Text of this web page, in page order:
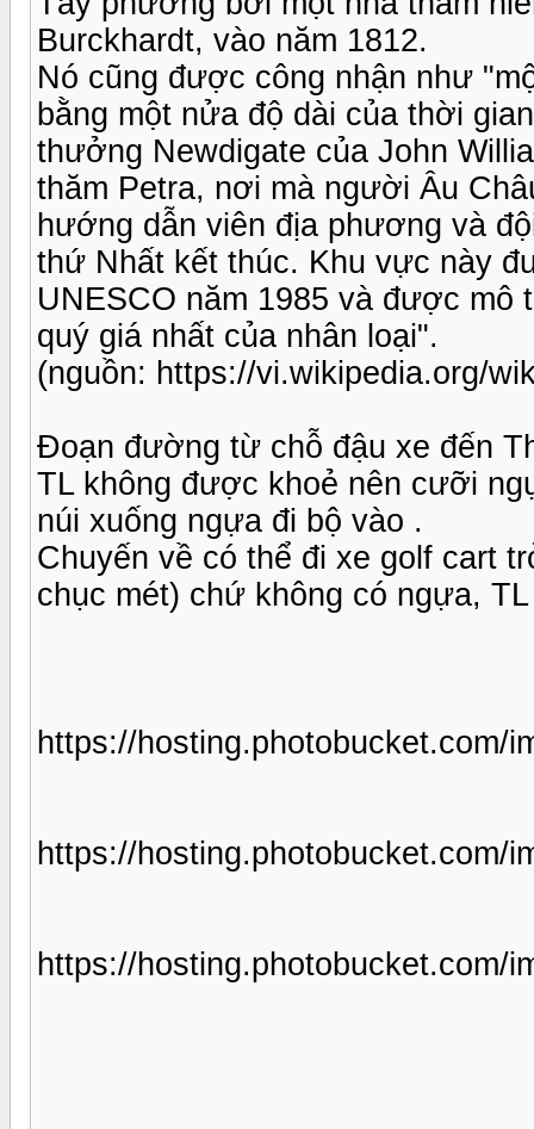
Burckhardt, vào năm 1812.
Nó cũng được công nhận như
bằng một nửa độ dài của thời
thưởng Newdigate của John
thăm Petra, nơi mà người Âu
hướng dẫn viên địa phương và
thứ Nhất kết thúc. Khu vực này
UNESCO năm 1985 và được mô
quý giá nhất của nhân loại".
(nguồn: https://vi.wikipedia.org/
Đoạn đường từ chỗ đậu xe đến
TL không được khoẻ nên cưỡi
núi xuống ngựa đi bộ vào .
Chuyến về có thể đi xe golf cart
chục mét) chứ không có ngựa,
https://hosting.photobucket.com/
https://hosting.photobucket.com/
https://hosting.photobucket.com/